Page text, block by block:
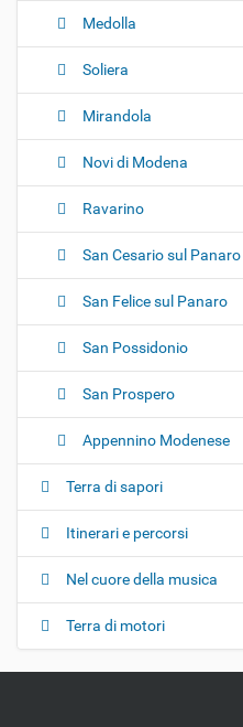
Medolla
Soliera
Mirandola
Novi di Modena
Ravarino
San Cesario sul Panaro
San Felice sul Panaro
San Possidonio
San Prospero
Appennino Modenese
Terra di sapori
Itinerari e percorsi
Nel cuore della musica
Terra di motori